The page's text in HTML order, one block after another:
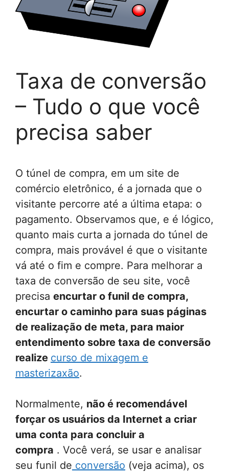
Taxa de conversão
– Tudo o que você
precisa saber
O túnel de compra, em um site de
comércio eletrônico, é a jornada que o
visitante percorre até a última etapa: o
pagamento. Observamos que, e é lógico,
quanto mais curta a jornada do túnel de
compra, mais provável é que o visitante
vá até o fim e compre. Para melhorar a
taxa de conversão de seu site, você
precisa encurtar o funil de compra,
encurtar o caminho para suas páginas
de realização de meta, para maior
entendimento sobre taxa de conversão
realize curso de mixagem e
masterizaxão.
Normalmente, não é recomendável
forçar os usuários da Internet a criar
uma conta para concluir a
compra . Você verá, se usar e analisar
seu funil de conversão (veja acima), os